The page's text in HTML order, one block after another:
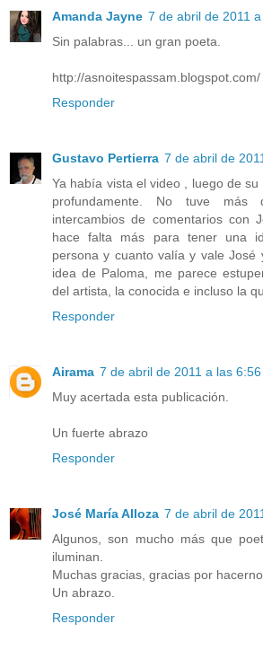
Amanda Jayne 7 de abril de 2011 a
Sin palabras... un gran poeta.
http://asnoitespassam.blogspot.com/
Responder
Gustavo Pertierra 7 de abril de
Ya había vista el video , luego de
profundamente. No tuve
intercambios de comentarios con
hace falta más para tener una
persona y cuanto valía y vale José
idea de Paloma, me parece
del artista, la conocida e incluso la
Responder
Airama 7 de abril de 2011 a las 6:56
Muy acertada esta publicación.
Un fuerte abrazo
Responder
José María Alloza 7 de abril de
Algunos, son mucho más que
iluminan.
Muchas gracias, gracias por
Un abrazo.
Responder